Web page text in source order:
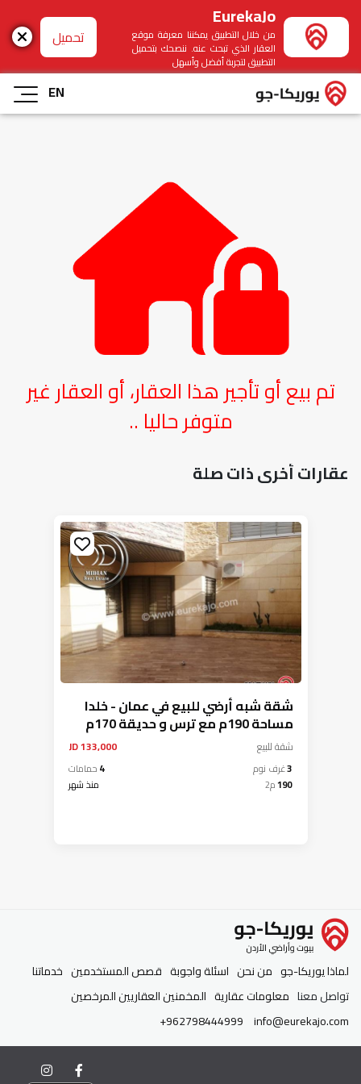
EurekaJo
من خلال التطبيق يمكننا معرفة موقع
العقار الذي تبحث عنه. ننصحك بتحميل
التطبيق لتجربة أفضل وأسهل
تحميل
EN
تم بيع أو تأجير هذا العقار، أو العقار غير
متوفر حاليا ..
عقارات أخرى ذات صلة
شقة شبه أرضي للبيع في عمان - خلدا
مساحة 190م مع ترس و حديقة 170م
تشطيبات ديكورات سوبر ديلوكس
بسعر مميز
شقةللبيع 133,000 JD
3غرف نوم 4حمامات
190م2 منذ شهر
لماذا يوريكا-جو من نحن اسئلة واجوبة قصص المستخدمين خدماتنا
تواصل معنا معلومات عقارية المخمنين العقاريين المرخصين
info@eurekajo.com
+962798444999